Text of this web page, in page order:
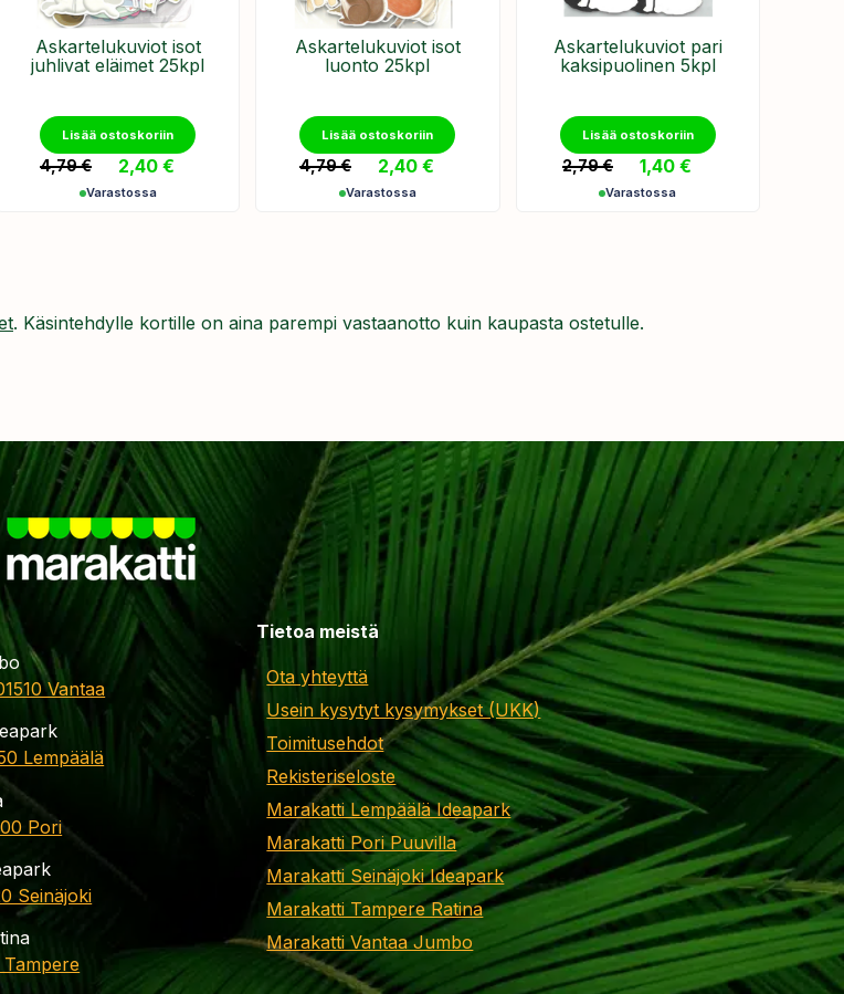
Askartelukuviot isot
juhlivat eläimet 25kpl
Lisää ostoskoriin
4,79€ 2,40 €
Varastossa
Askartelukuviot isot
luonto 25kpl
Lisää ostoskoriin
4,79€ 2,40 €
Varastossa
Askartelukuviot pari
kaksipuolinen 5kpl
Lisää ostoskoriin
2,79€ 1,40 €
Varastossa
. Käsintehdylle kortille on aina parempi vastaanotto kuin kaupasta ostetulle.
Vantaa
Lempäälä
Pori
Seinäjoki
Tietoa meistä
Ota yhteyttä
Usein kysytyt kysymykset (UKK)
Toimitusehdot
Rekisteriseloste
Marakatti Lempäälä Ideapark
Marakatti Pori Puuvilla
Marakatti Seinäjoki Ideapark
Marakatti Tampere Ratina
Marakatti Vantaa Jumbo